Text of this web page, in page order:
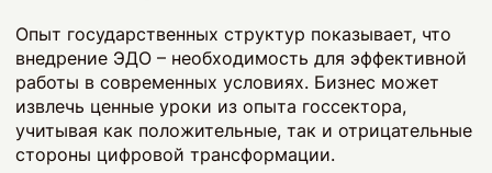
Опыт государственных структур показывает, что
внедрение ЭДО – необходимость для эффективной
работы в современных условиях. Бизнес может
извлечь ценные уроки из опыта госсектора,
учитывая как положительные, так и отрицательные
стороны цифровой трансформации.